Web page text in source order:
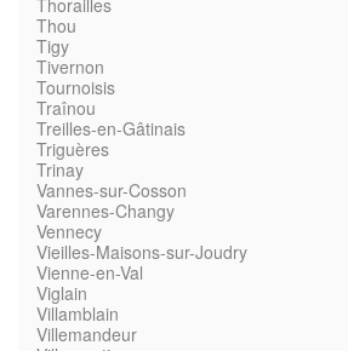
Thorailles
Thou
Tigy
Tivernon
Tournoisis
Traînou
Treilles-en-Gâtinais
Triguères
Trinay
Vannes-sur-Cosson
Varennes-Changy
Vennecy
Vieilles-Maisons-sur-Joudry
Vienne-en-Val
Viglain
Villamblain
Villemandeur